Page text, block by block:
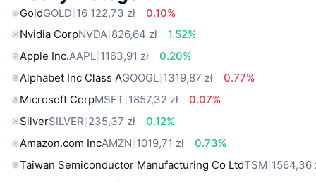
GoldGOLD 16 122,73 zł
0.10%
Nvidia CorpNVDA 826,64 zł
1.52%
Apple Inc.AAPL 1163,91 zł
0.20%
Alphabet Inc Class AGOOGL 1319,87 zł
0.77%
Microsoft CorpMSFT 1857,32 zł
0.07%
SilverSILVER 235,37 zł
0.12%
Amazon.com IncAMZN 1019,71 zł
0.73%
Taiwan Semiconductor Manufacturing Co LtdTSM 1564,36